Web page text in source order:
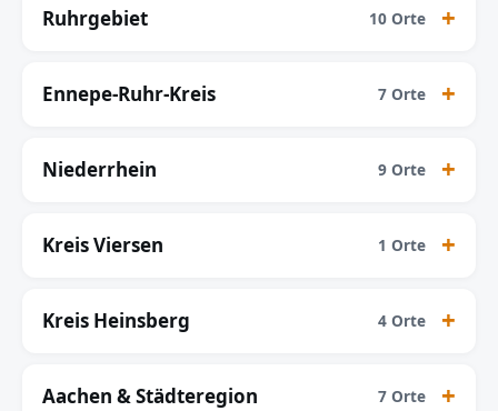
Ruhrgebiet 10 Orte
Ennepe-Ruhr-Kreis 7 Orte
Niederrhein 9 Orte
Kreis Viersen 1 Orte
Kreis Heinsberg 4 Orte
Aachen & Städteregion 7 Orte